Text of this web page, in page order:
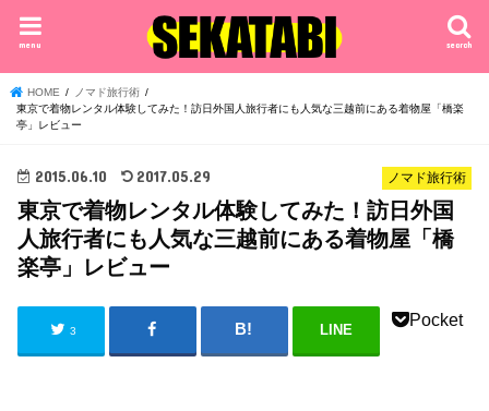
search
menu
HOME
ノマド旅行術
東京で着物レンタル体験してみた！訪日外国人旅行者にも人気な三越前にある着物屋「橋楽
亭」レビュー
ノマド旅行術
2015.06.10 2017.05.29
東京で着物レンタル体験してみた！訪日外国
人旅行者にも人気な三越前にある着物屋「橋
楽亭」レビュー
3 LINE
Pocket